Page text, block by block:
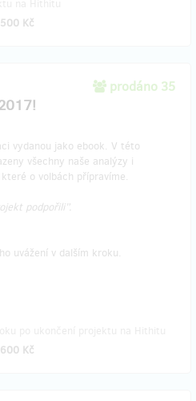
500 Kč
prodáno 35
vydanou jako ebook. V této
všechny naše analýzy i
o volbách přípravíme.
podpořili”.
uvážení v dalším kroku.
600 Kč